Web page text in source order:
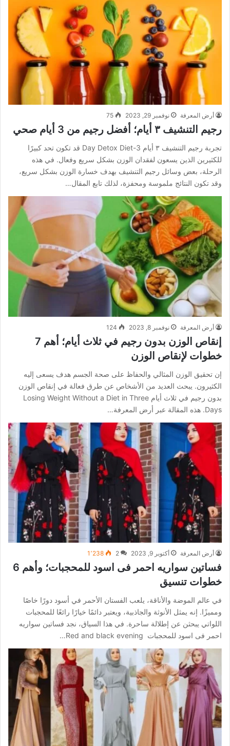
أرض المعرفة نوفمبر 29, 2023 75
رجيم التنشيف ٣ أيام؛ أفضل رجيم من 3 أيام صحي
تجربة رجيم التنشيف ٣ أيام 3-Day Detox Diet قد تكون تحد كبيرًا
للكثيرين الذين يسعون لفقدان الوزن بشكل سريع وفعال. في هذه
الرحلة، بعض وسائل رجيم التنشيف بهدف خسارة الوزن بشكل سريع،
وقد تكون النتائج ملموسة ومحفزة، لذلك تابع المقال…
أرض المعرفة نوفمبر 8, 2023 124
إنقاص الوزن بدون رجيم في ثلاث أيام؛ أهم 7
خطوات لإنقاص الوزن
إن تحقيق الوزن المثالي والحفاظ على صحة الجسم هدف يسعى إليه
الكثيرون. يبحث العديد من الأشخاص عن طرق فعالة في إنقاص الوزن
بدون رجيم في ثلاث أيام Losing Weight Without a Diet in Three
Days. هذه المقالة عبر أرض المعرفة…
أرض المعرفة أكتوبر 9, 2023 2 1٬238
فساتين سواريه احمر فى اسود للمحجبات؛ وأهم 6
خطوات تنسيق
في عالم الموضة والأناقة، يلعب الفستان الأحمر في أسود دورًا خاصًا
ومميزًا. إنه يمثل الأنوثة والجاذبية، ويعتبر دائمًا خيارًا رائعًا للمحجبات
اللواتي يبحثن عن إطلالة ساحرة. في هذا السياق، نجد فساتين سواريه
احمر فى اسود للمحجبات Red and black evening…